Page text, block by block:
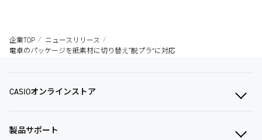
企業TOP
ニュースリリース
電卓のパッケージを紙素材に切り替え“脱プラ”に対応
CASIOオンラインストア
製品サポート